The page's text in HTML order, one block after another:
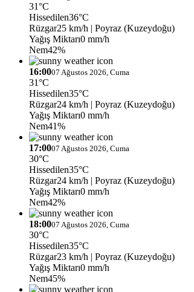
31°C
Hissedilen36°C
Rüzgar25 km/h | Poyraz (Kuzeydoğu)
Yağış Miktarı0 mm/h
Nem42%
16:0007 Ağustos 2026, Cuma
31°C
Hissedilen35°C
Rüzgar24 km/h | Poyraz (Kuzeydoğu)
Yağış Miktarı0 mm/h
Nem41%
17:0007 Ağustos 2026, Cuma
30°C
Hissedilen35°C
Rüzgar24 km/h | Poyraz (Kuzeydoğu)
Yağış Miktarı0 mm/h
Nem42%
18:0007 Ağustos 2026, Cuma
30°C
Hissedilen35°C
Rüzgar23 km/h | Poyraz (Kuzeydoğu)
Yağış Miktarı0 mm/h
Nem45%